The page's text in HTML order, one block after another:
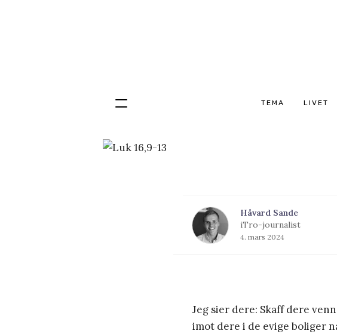
TEMA LIVET
Hopp
innhold
Håvard Sande
iTro-journalist
4. mars 2024
Jeg sier dere: Skaff dere
imot dere i de evige boliger